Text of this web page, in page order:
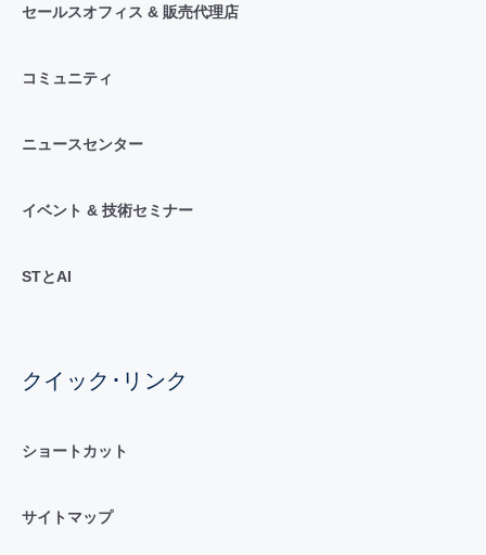
セールスオフィス & 販売代理店
コミュニティ
ニュースセンター
イベント & 技術セミナー
STとAI
クイック･リンク
ショートカット
サイトマップ